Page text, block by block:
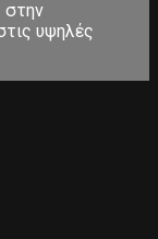
στην
υψηλές